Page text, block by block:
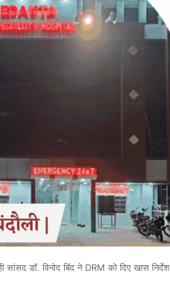
डॉ. विनोद बिंद ने DRM को दिए खास निर्देश